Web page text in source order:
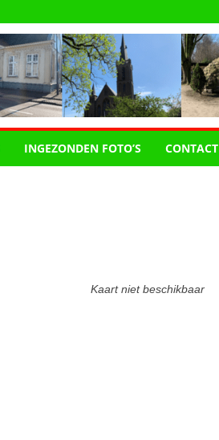
INGEZONDEN FOTO’S CONTACT
Kaart niet beschikbaar